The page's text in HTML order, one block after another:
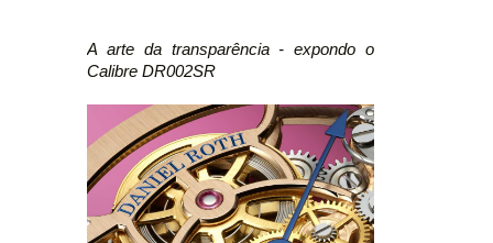
A arte da transparência - expondo o
Calibre DR002SR